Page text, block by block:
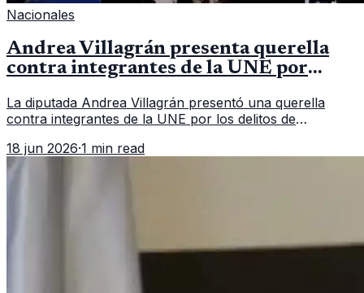
Nacionales
Andrea Villagrán presenta querella
contra integrantes de la UNE por
La diputada Andrea Villagrán presentó una querella
contra integrantes de la UNE por los delitos de
18 jun 2026·1 min read